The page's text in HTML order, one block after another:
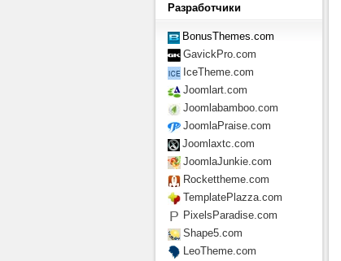
Разработчики
BonusThemes.com
GavickPro.com
IceTheme.com
Joomlart.com
Joomlabamboo.com
JoomlaPraise.com
Joomlaxtc.com
JoomlaJunkie.com
Rockettheme.com
TemplatePlazza.com
PixelsParadise.com
Shape5.com
LeoTheme.com